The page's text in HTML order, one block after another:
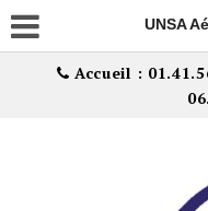
UNSA
Accueil :